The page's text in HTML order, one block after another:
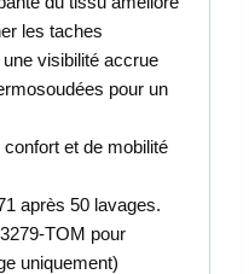
les taches
visibilité accrue
pour un
et de mobilité
après 50 lavages.
TOM pour
uniquement)